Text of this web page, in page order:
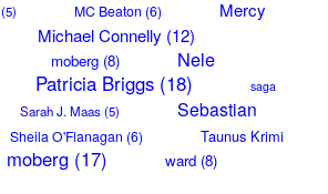
MC Beaton (6)
Mercy
Michael Connelly (12)
moberg(8)
Nele
Patricia Briggs(18)
saga
Sarah J. Maas(5)
Sebastian
Sheila O'Flanagan (6)
Taunus Krimi
moberg(17) ward(8)